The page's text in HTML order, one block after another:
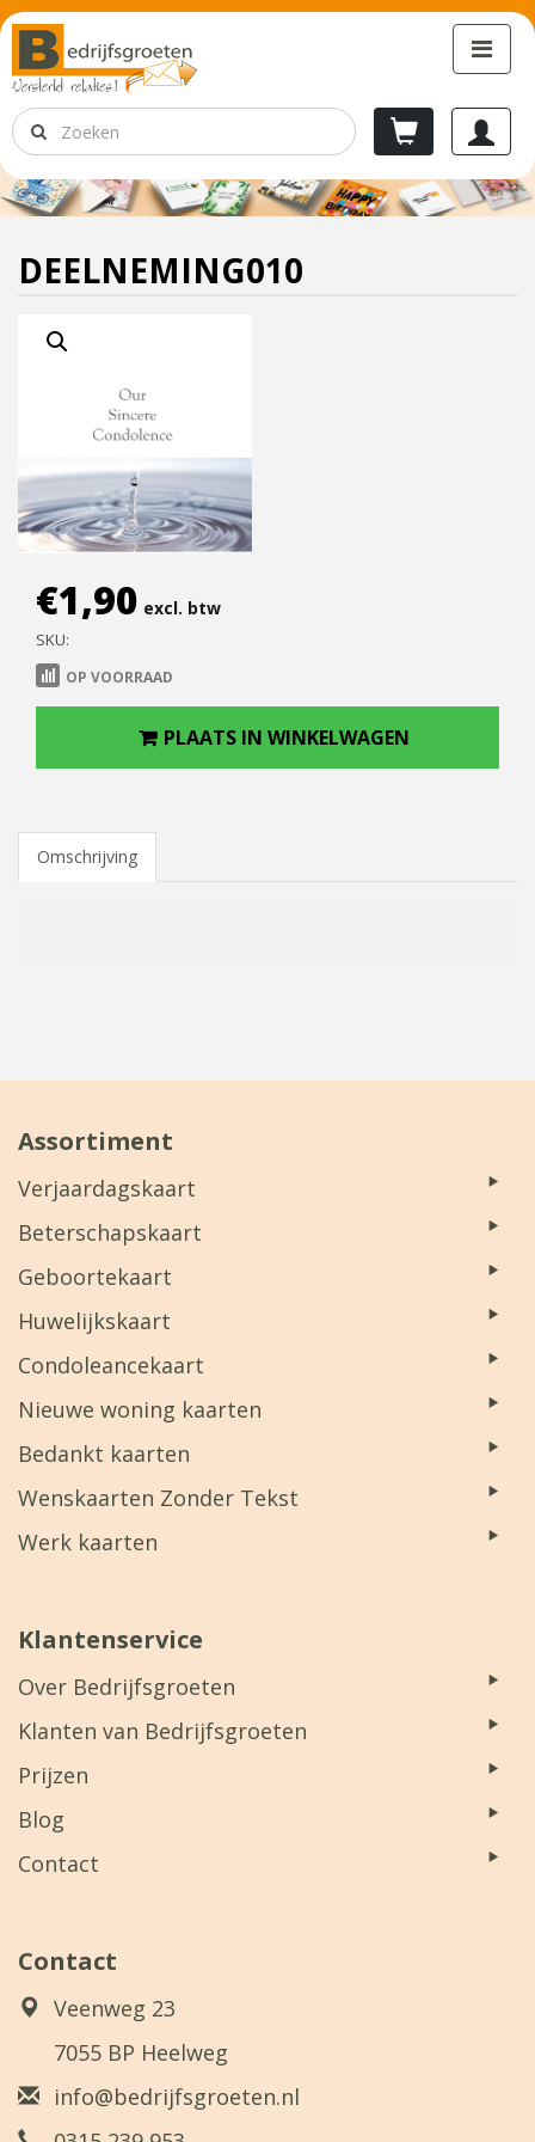
DEELNEMING010
€1,90 excl. btw
SKU:
OP VOORRAAD
PLAATS IN WINKELWAGEN
Omschrijving
Assortiment
Verjaardagskaart
Beterschapskaart
Geboortekaart
Huwelijkskaart
Condoleancekaart
Nieuwe woning kaarten
Bedankt kaarten
Wenskaarten Zonder Tekst
Werk kaarten
Klantenservice
Over Bedrijfsgroeten
Klanten van Bedrijfsgroeten
Prijzen
Blog
Contact
Contact
Veenweg 23
7055 BP Heelweg
info@bedrijfsgroeten.nl